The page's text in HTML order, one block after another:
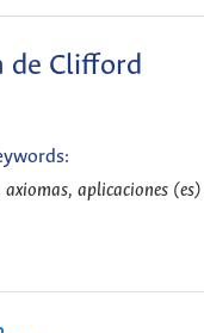
de Clifford
aplicaciones (es)